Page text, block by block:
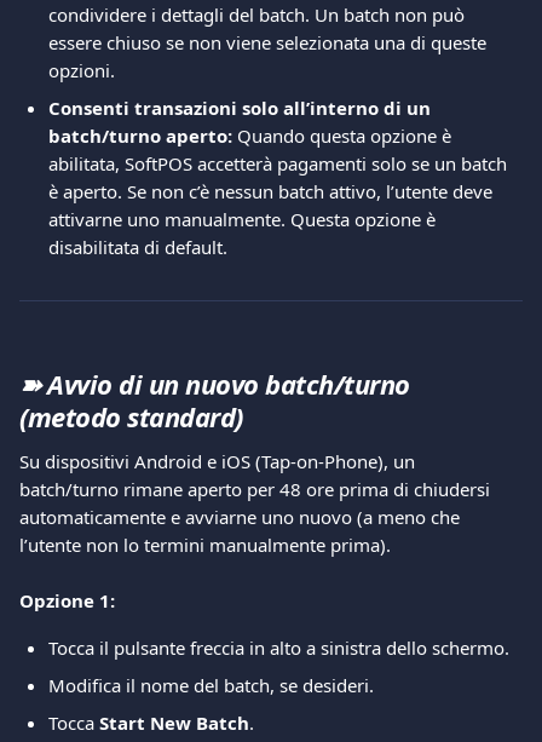
condividere i dettagli del batch. Un batch non può
essere chiuso se non viene selezionata una di queste
opzioni.
Consenti transazioni solo all’interno di un
batch/turno aperto: Quando questa opzione è
abilitata, SoftPOS accetterà pagamenti solo se un batch
è aperto. Se non c’è nessun batch attivo, l’utente deve
attivarne uno manualmente. Questa opzione è
disabilitata di default.
➽ Avvio di un nuovo batch/turno
(metodo standard)
Su dispositivi Android e iOS (Tap-on-Phone), un
batch/turno rimane aperto per 48 ore prima di chiudersi
automaticamente e avviarne uno nuovo (a meno che
l’utente non lo termini manualmente prima).
Opzione 1:
Tocca il pulsante freccia in alto a sinistra dello schermo.
Modifica il nome del batch, se desideri.
Tocca Start New Batch.